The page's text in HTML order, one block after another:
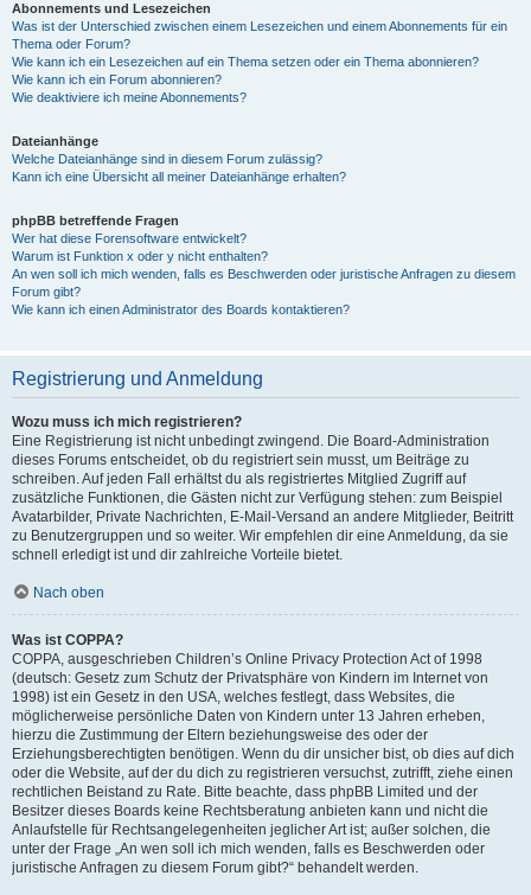
Abonnements und Lesezeichen
Was ist der Unterschied zwischen einem Lesezeichen und einem Abonnements für ein
Thema oder Forum?
Wie kann ich ein Lesezeichen auf ein Thema setzen oder ein Thema abonnieren?
Wie kann ich ein Forum abonnieren?
Wie deaktiviere ich meine Abonnements?
Dateianhänge
Welche Dateianhänge sind in diesem Forum zulässig?
Kann ich eine Übersicht all meiner Dateianhänge erhalten?
phpBB betreffende Fragen
Wer hat diese Forensoftware entwickelt?
Warum ist Funktion x oder y nicht enthalten?
An wen soll ich mich wenden, falls es Beschwerden oder juristische Anfragen zu diesem
Forum gibt?
Wie kann ich einen Administrator des Boards kontaktieren?
Registrierung und Anmeldung
Wozu muss ich mich registrieren?
Eine Registrierung ist nicht unbedingt zwingend. Die Board-Administration
dieses Forums entscheidet, ob du registriert sein musst, um Beiträge zu
schreiben. Auf jeden Fall erhältst du als registriertes Mitglied Zugriff auf
zusätzliche Funktionen, die Gästen nicht zur Verfügung stehen: zum Beispiel
Avatarbilder, Private Nachrichten, E-Mail-Versand an andere Mitglieder, Beitritt
zu Benutzergruppen und so weiter. Wir empfehlen dir eine Anmeldung, da sie
schnell erledigt ist und dir zahlreiche Vorteile bietet.
Nach oben
Was ist COPPA?
COPPA, ausgeschrieben Children’s Online Privacy Protection Act of 1998
(deutsch: Gesetz zum Schutz der Privatsphäre von Kindern im Internet von
1998) ist ein Gesetz in den USA, welches festlegt, dass Websites, die
möglicherweise persönliche Daten von Kindern unter 13 Jahren erheben,
hierzu die Zustimmung der Eltern beziehungsweise des oder der
Erziehungsberechtigten benötigen. Wenn du dir unsicher bist, ob dies auf dich
oder die Website, auf der du dich zu registrieren versuchst, zutrifft, ziehe einen
rechtlichen Beistand zu Rate. Bitte beachte, dass phpBB Limited und der
Besitzer dieses Boards keine Rechtsberatung anbieten kann und nicht die
Anlaufstelle für Rechtsangelegenheiten jeglicher Art ist; außer solchen, die
unter der Frage „An wen soll ich mich wenden, falls es Beschwerden oder
juristische Anfragen zu diesem Forum gibt?“ behandelt werden.